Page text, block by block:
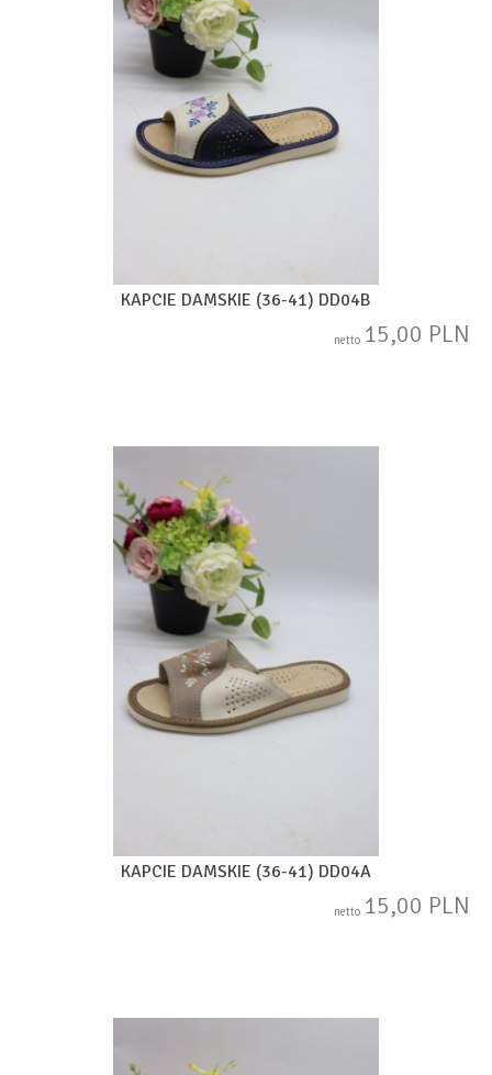
KAPCIE DAMSKIE (36-41) DD04B
netto 15,00 PLN
KAPCIE DAMSKIE (36-41) DD04A
netto 15,00 PLN